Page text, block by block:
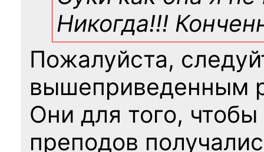
Никогда!!!
Пожалуйста,
вышеприведенным
Они для того,
преподов